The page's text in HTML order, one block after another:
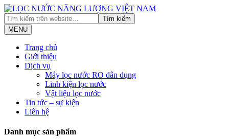
MENU
Trang chủ
Giới thiệu
Dịch vụ
Máy lọc nước RO dân dụng
Linh kiện lọc nước
Vật liệu lọc nước
Tin tức – sự kiện
Liên hệ
Danh mục sản phẩm